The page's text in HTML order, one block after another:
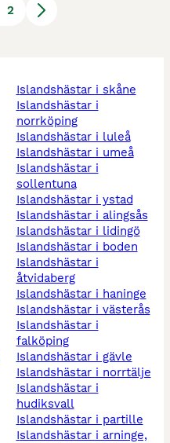
2
islandshästar i skåne
islandshästar i
norrköping
islandshästar i luleå
islandshästar i umeå
islandshästar i
sollentuna
islandshästar i ystad
islandshästar i alingsås
islandshästar i lidingö
islandshästar i boden
islandshästar i
åtvidaberg
islandshästar i haninge
islandshästar i västerås
islandshästar i
falköping
islandshästar i gävle
islandshästar i norrtälje
islandshästar i
hudiksvall
islandshästar i partille
islandshästar i arninge,